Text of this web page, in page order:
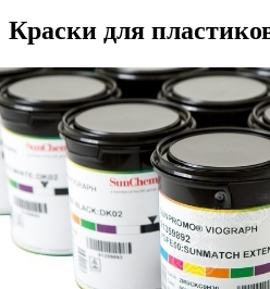
Краски для